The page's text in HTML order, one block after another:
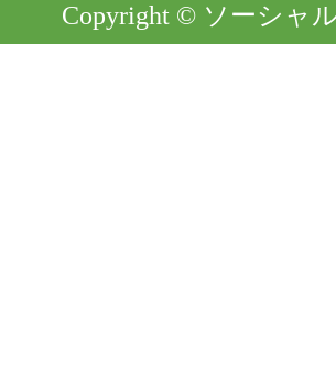
Copyright © ソーシャ